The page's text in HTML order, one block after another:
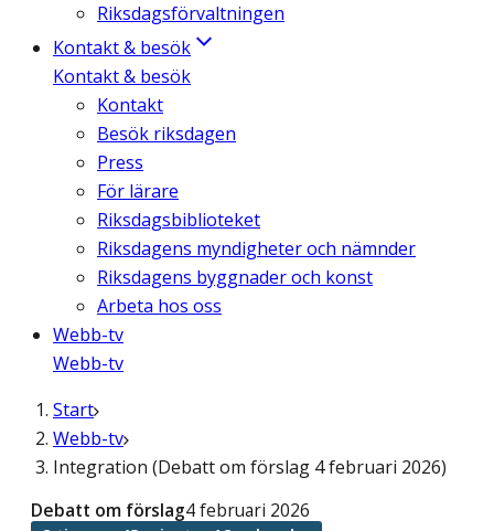
Riksdagsförvaltningen
Kontakt & besök
Kontakt & besök
Kontakt
Besök riksdagen
Press
För lärare
Riksdagsbiblioteket
Riksdagens myndigheter och nämnder
Riksdagens byggnader och konst
Arbeta hos oss
Webb-tv
Webb-tv
Start
Webb-tv
Integration (Debatt om förslag 4 februari 2026)
Debatt om förslag4 februari 2026